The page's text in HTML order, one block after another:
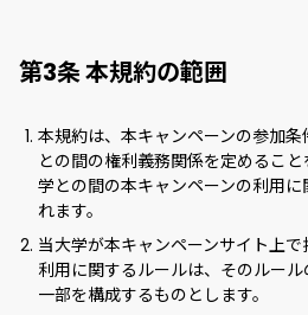
第3条 本規約の範囲
本規約は、本キャンペーンの参加
との間の権利義務関係を定めるこ
学との間の本キャンペーンの利用
れます。
当大学が本キャンペーンサイト上
利用に関するルールは、そのルー
一部を構成するものとします。